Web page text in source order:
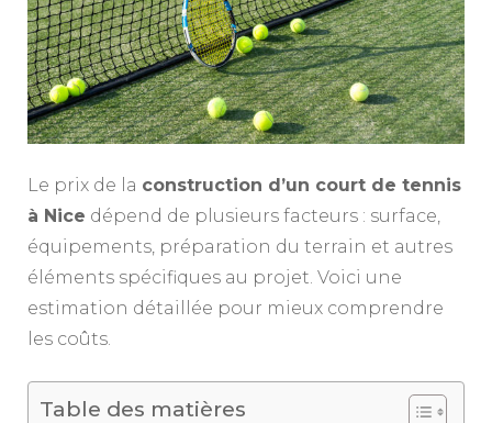
Le prix de la construction d’un court de tennis
à Nice dépend de plusieurs facteurs : surface,
équipements, préparation du terrain et autres
éléments spécifiques au projet. Voici une
estimation détaillée pour mieux comprendre
les coûts.
Table des matières